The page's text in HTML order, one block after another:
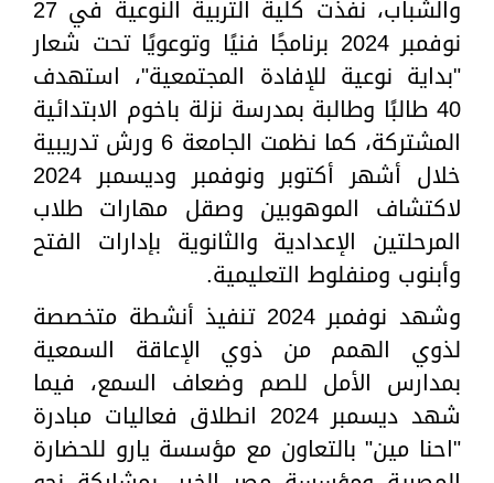
والشباب، نفذت كلية التربية النوعية في 27
نوفمبر 2024 برنامجًا فنيًا وتوعويًا تحت شعار
"بداية نوعية للإفادة المجتمعية"، استهدف
40 طالبًا وطالبة بمدرسة نزلة باخوم الابتدائية
المشتركة، كما نظمت الجامعة 6 ورش تدريبية
خلال أشهر أكتوبر ونوفمبر وديسمبر 2024
لاكتشاف الموهوبين وصقل مهارات طلاب
المرحلتين الإعدادية والثانوية بإدارات الفتح
وأبنوب ومنفلوط التعليمية.
وشهد نوفمبر 2024 تنفيذ أنشطة متخصصة
لذوي الهمم من ذوي الإعاقة السمعية
بمدارس الأمل للصم وضعاف السمع، فيما
شهد ديسمبر 2024 انطلاق فعاليات مبادرة
"احنا مين" بالتعاون مع مؤسسة يارو للحضارة